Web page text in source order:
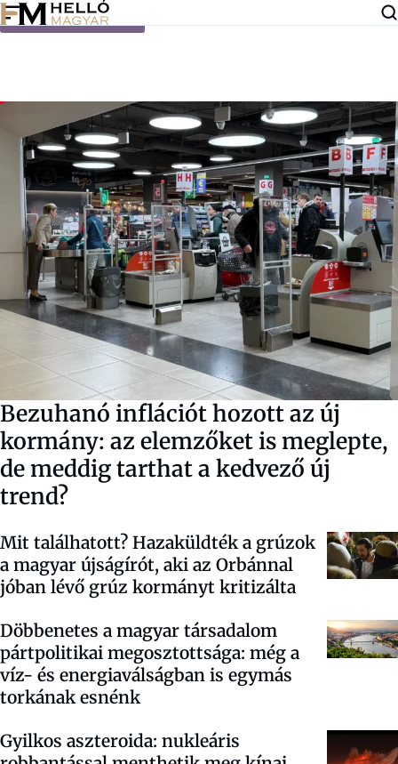
Ugrás a tartalomra
Bezuhanó inflációt hozott az új
kormány: az elemzőket is meglepte,
de meddig tarthat a kedvező új
trend?
Mit találhatott? Hazaküldték a grúzok
a magyar újságírót, aki az Orbánnal
jóban lévő grúz kormányt kritizálta
Döbbenetes a magyar társadalom
pártpolitikai megosztottsága: még a
víz- és energiaválságban is egymás
torkának esnénk
Gyilkos aszteroida: nukleáris